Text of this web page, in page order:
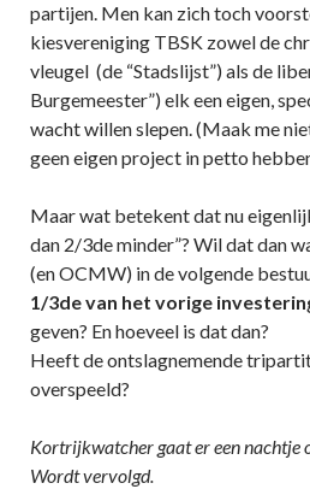
partijen. Men kan zich toch
kiesvereniging TBSK zowel de
vleugel (de “Stadslijst”) als de
Burgemeester”) elk een eigen,
wacht willen slepen. (Maak me
geen eigen project in petto
Maar wat betekent dat nu
dan 2/3de minder”? Wil dat dan
(en OCMW) in de volgende
1/3de van het vorige
geven? En hoeveel is dat dan?
Heeft de ontslagnemende
overspeeld?
Kortrijkwatcher gaat er een nachtje
Wordt vervolgd.